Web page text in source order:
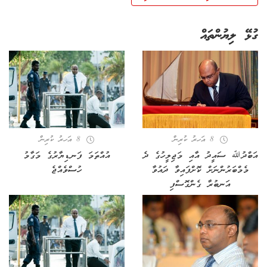
ގުޅޭ ލިޔުންތައް
8 އަހރު ކުރިން
އަބްދުﷲ ސައީދު އާއި މަޖިލީހުގެ ދެ
މެމްބަރުންނަށް ކޮށްފައިވާ ދައުވާ
އަނބުރާ ގެންގޮސްފި
8 އަހރު ކުރިން
އުއްތަމަ ފަނޑިޔާރުގެ މަގާމު
ހުސްވެއްޖެ